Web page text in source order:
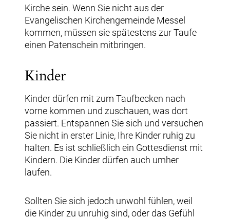
Kirche sein. Wenn Sie nicht aus der
Evangelischen Kirchengemeinde Messel
kommen, müssen sie spätestens zur Taufe
einen Patenschein mitbringen.
Kinder
Kinder dürfen mit zum Taufbecken nach
vorne kommen und zuschauen, was dort
passiert. Entspannen Sie sich und versuchen
Sie nicht in erster Linie, Ihre Kinder ruhig zu
halten. Es ist schließlich ein Gottesdienst mit
Kindern. Die Kinder dürfen auch umher
laufen.
Sollten Sie sich jedoch unwohl fühlen, weil
die Kinder zu unruhig sind, oder das Gefühl